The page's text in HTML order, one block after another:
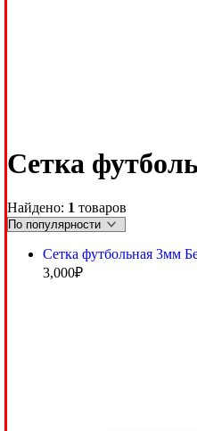
Сетка
Найдено: 1 товаров
Сетка футбольная 3мм
3,000₽